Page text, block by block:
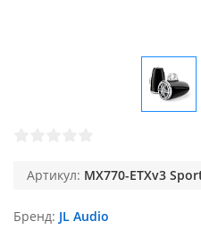
Артикул: MX770-ETXv3
Бренд JL Audio